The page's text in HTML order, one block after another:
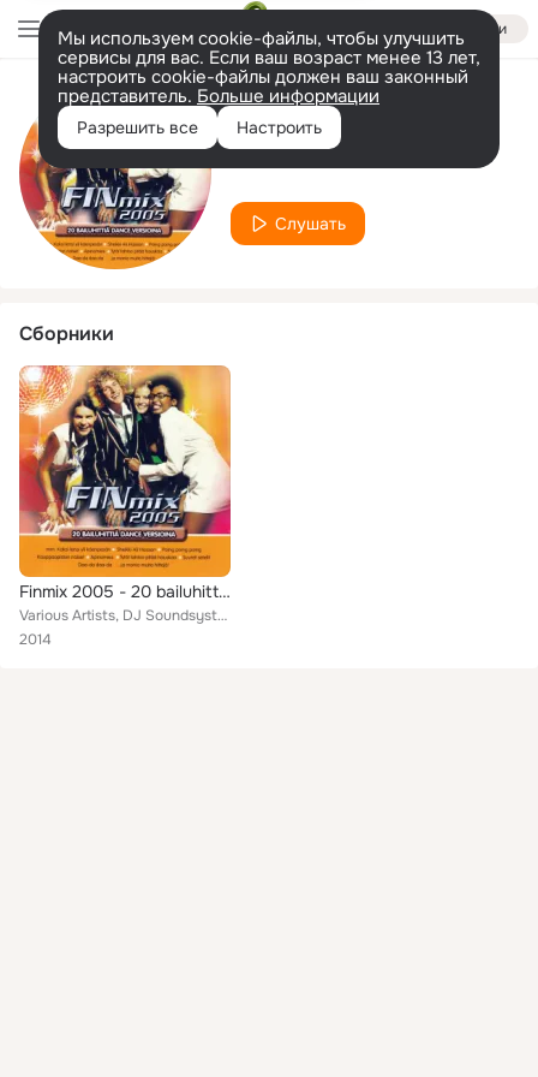
Войти
Мы используем cookie-файлы, чтобы улучшить
сервисы для вас. Если ваш возраст менее 13 лет,
настроить cookie-файлы должен ваш законный
представитель. Больше информации
Разрешить все Настроить
Исполнитель
Monster Erica
Слушать
Сборники
Finmix 2005 - 20 bailuhittiä Dance versioina
Various Artists, DJ Soundsystem, Dijitalis, Zac, Digital Bros., Doughy, Nora, Findica, Chorale, Toce Popp ja Hans Popp, Maybe 69...
2014